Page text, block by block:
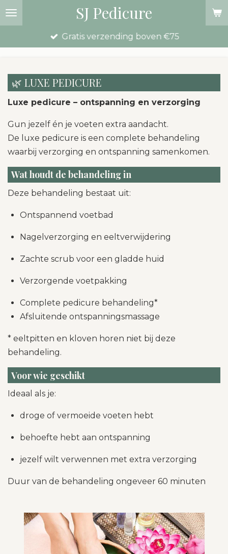
Ga
direct
SJ Pedicure
Gratis verzending boven €75
🌿 LUXE PEDICURE
Luxe pedicure – ontspanning en verzorging
Gun jezelf én je voeten extra aandacht.
De luxe pedicure is een complete behandeling
waarbij verzorging en ontspanning samenkomen.
Wat houdt de behandeling in
Deze behandeling bestaat uit:
Ontspannend voetbad
Nagelverzorging en eeltverwijdering
Zachte scrub voor een gladde huid
Verzorgende voetpakking
Complete pedicure behandeling*
Afsluitende ontspanningsmassage
* eeltpitten en kloven horen niet bij deze
behandeling.
Voor wie geschikt
Ideaal als je:
droge of vermoeide voeten hebt
behoefte hebt aan ontspanning
jezelf wilt verwennen met extra verzorging
Duur van de behandeling ongeveer 60 minuten